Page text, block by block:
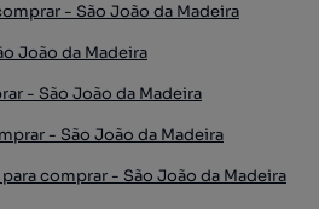
- São João da Madeira
João da Madeira
- São João da Madeira
- São João da Madeira
comprar - São João da Madeira